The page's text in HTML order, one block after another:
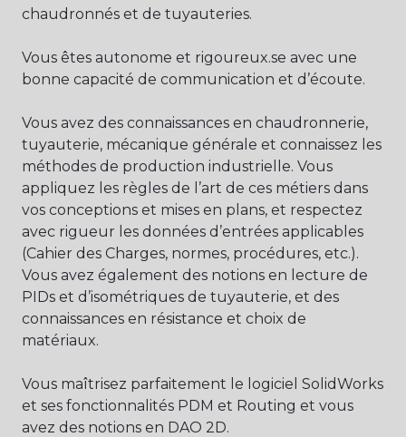
chaudronnés et de tuyauteries.
Vous êtes autonome et rigoureux.se avec une
bonne capacité de communication et d’écoute.
Vous avez des connaissances en chaudronnerie,
tuyauterie, mécanique générale et connaissez les
méthodes de production industrielle. Vous
appliquez les règles de l’art de ces métiers dans
vos conceptions et mises en plans, et respectez
avec rigueur les données d’entrées applicables
(Cahier des Charges, normes, procédures, etc.).
Vous avez également des notions en lecture de
PIDs et d’isométriques de tuyauterie, et des
connaissances en résistance et choix de
matériaux.
Vous maîtrisez parfaitement le logiciel SolidWorks
et ses fonctionnalités PDM et Routing et vous
avez des notions en DAO 2D.